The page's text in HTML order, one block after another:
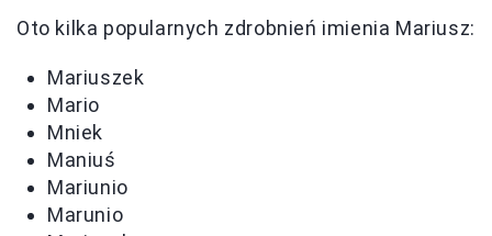
Oto kilka popularnych zdrobnień imienia Mariusz:
Mariuszek
Mario
Mniek
Maniuś
Mariunio
Marunio